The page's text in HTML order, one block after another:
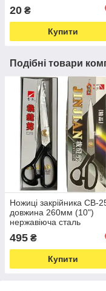
20 ₴
Купити
Подібні товари
Ножиці закрійника CB-
довжина 260мм (10")
нержавіюча сталь
прогумовані ручки
495 ₴
Купити